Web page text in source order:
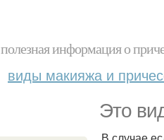
полезная информация о
виды макияжа и
Это